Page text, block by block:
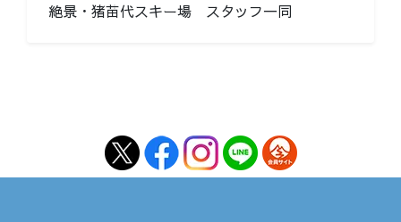
絶景・猪苗代スキー場 スタッフ一同